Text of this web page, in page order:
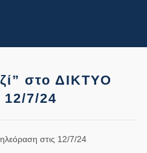
στο ΔΙΚΤΥΟ
12/7/24
στις 12/7/24